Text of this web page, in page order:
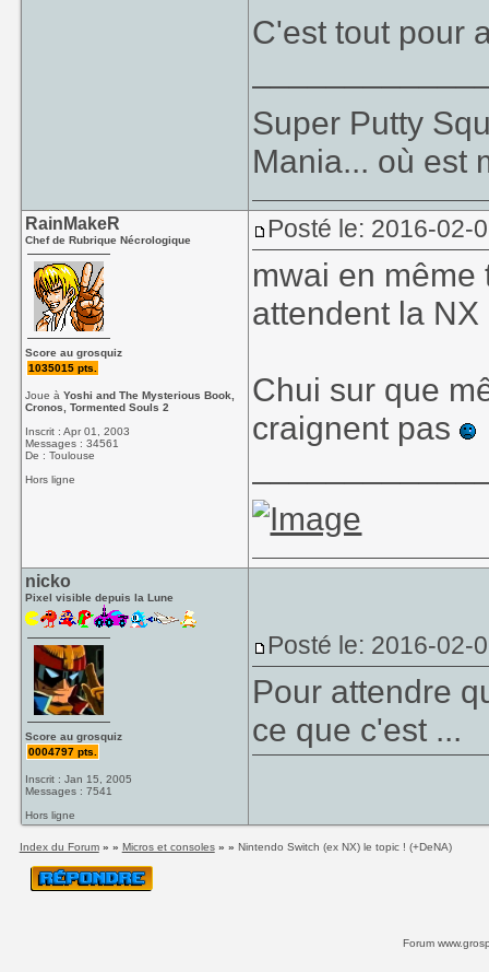
C'est tout pour
Super Putty
Mania... où est
RainMakeR
Chef de Rubrique Nécrologique
Score au grosquiz
1035015 pts.
Joue àYoshi and The Mysterious Book,
Cronos, Tormented Souls 2
Inscrit : Apr 01, 2003
Messages : 34561
De : Toulouse
Hors ligne
Posté le: 2016-02-
mwai en même
attendent la NX
Chui sur que
craignent pas
nicko
Pixel visible depuis la Lune
Score au grosquiz
0004797 pts.
Inscrit : Jan 15, 2005
Messages : 7541
Hors ligne
Posté le: 2016-02-
Pour attendre
ce que c'est ...
Index du Forum» » Micros et consoles» » Nintendo Switch (ex NX) le topic ! (+DeNA)
Forum